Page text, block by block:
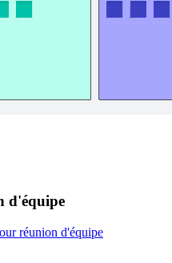
d'équipe
réunion d'équipe